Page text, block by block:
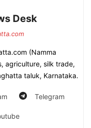
Desk
(Namma
agriculture, silk trade,
taluk, Karnataka.
Telegram